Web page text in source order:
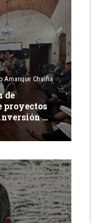
Amanque Chaiña
de
proyectos
y